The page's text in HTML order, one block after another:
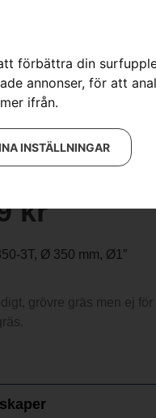
förbättra din
annonser, för att
ifrån.
INSTÄLLNINGAR
578444401
Gräs & Röjklingor
kr
3T, Ø 350 mm, Ø1″
grövre gräs men ej